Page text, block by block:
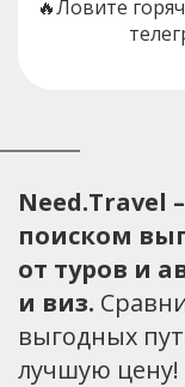
🔥Ловите
Need.Travel
поиском
от туров и
и виз.
выгодных
лучшую цену!